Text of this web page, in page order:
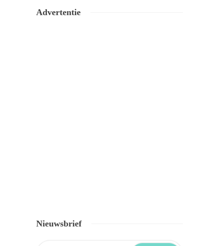
Advertentie
Nieuwsbrief